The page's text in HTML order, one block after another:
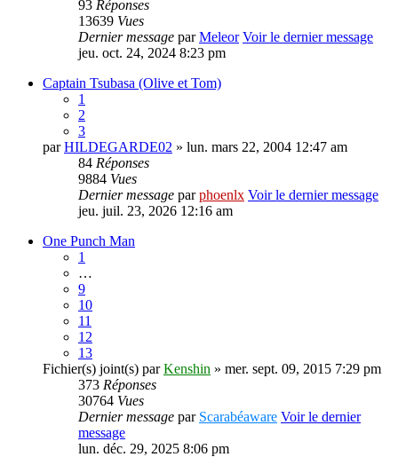
93 Réponses
13639 Vues
Dernier message parMeleor Voir le dernier message
jeu. oct. 24, 2024 8:23 pm
Captain Tsubasa (Olive et Tom)
1
2
3
parHILDEGARDE02 » lun. mars 22, 2004 12:47 am
84 Réponses
9884 Vues
Dernier message parphoenlx Voir le dernier message
jeu. juil. 23, 2026 12:16 am
One Punch Man
1
…
9
10
11
12
13
Fichier(s) joint(s) parKenshin » mer. sept. 09, 2015 7:29 pm
373 Réponses
30764 Vues
Dernier message par Scarabéaware Voir le dernier
message
lun. déc. 29, 2025 8:06 pm